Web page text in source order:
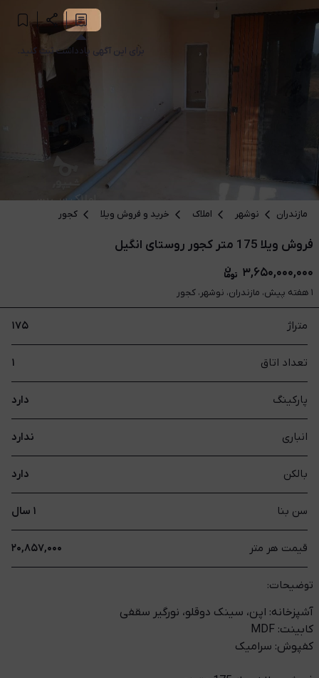
مازندران نوشهر املاک خرید و فروش ویلا کجور
فروش ویلا 175 متر کجور روستای انگیل
۳,۶۵۰,۰۰۰,۰۰۰
۱ هفته پیش، مازندران، نوشهر، کجور
متراژ ۱۷۵
تعداد اتاق ۱
پارکینگ دارد
انباری ندارد
بالکن دارد
سن بنا ۱ سال
قیمت هر متر ۲۰,۸۵۷,۰۰۰
توضیحات:
آشپزخانه: اپن، سینک دوقلو، نورگیر سقفی
کابینت: MDF
کفپوش: سرامیک
برای این آگهی یادداشت ثبت کنید.